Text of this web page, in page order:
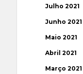
Julho 2021
Junho 2021
Maio 2021
Abril 2021
Março 2021